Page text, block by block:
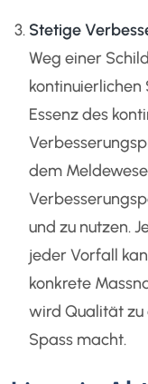
Stetige
Weg einer
kontinuierlichen
Essenz des
dem
und zu nutzen.
jeder Vorfall
konkrete
wird Qualität zu
Spass macht.